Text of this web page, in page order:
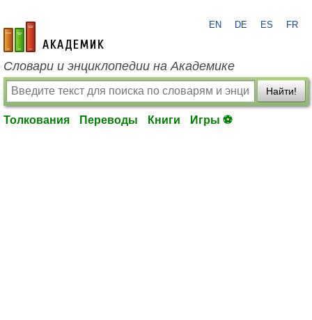
academic.ru
EN DE ES FR
Словари и энциклопедии на Академике
Найти!
Толкования Переводы Книги Игры ⚽